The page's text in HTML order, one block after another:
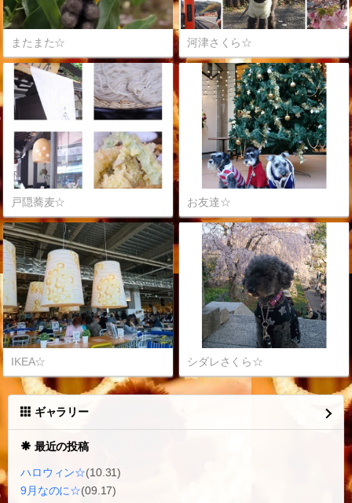
またまた☆ 河津さくら☆
戸隠蕎麦☆ お友達☆
IKEA☆ シダレさくら☆
ギャラリー
最近の投稿
ハロウィン☆(10.31)
9月なのに☆(09.17)